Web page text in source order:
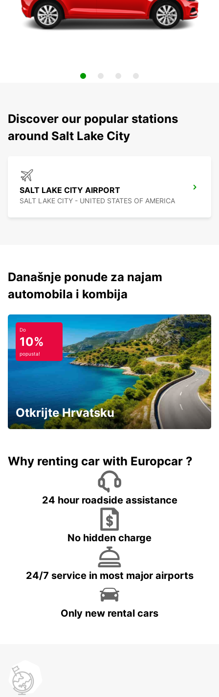
Discover our popular stations
around Salt Lake City
SALT LAKE CITY AIRPORT
SALT LAKE CITY - UNITED STATES OF AMERICA
Današnje ponude za najam
automobila i kombija
Do
10%
popusta!
Otkrijte Hrvatsku
Why renting car with Europcar ?
24 hour roadside assistance
No hidden charge
24/7 service in most major airports
Only new rental cars